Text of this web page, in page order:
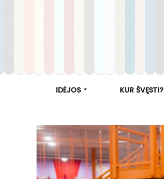
IDĖJOS KUR ŠVĘSTI?